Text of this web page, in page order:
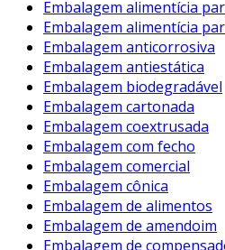
Custo-efetividade:
materiais, o papel é
econômico, facilitando a
massa.
Tipos de Embalagem de
A embalagem de papel é
formas, cada uma adequada a
propósitos. As opções incluem:
Caixas de Papel: Ideal
Embalagem alimentícia
Embalagem alimentícia
Embalagem anticorrosiva
Embalagem antiestática
Embalagem biodegradável
Embalagem cartonada
Embalagem coextrusada
Embalagem com fecho
Embalagem comercial
Embalagem cônica
Embalagem de alimentos
Embalagem de amendoim
Embalagem de